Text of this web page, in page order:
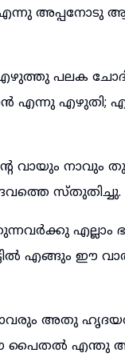
അപ്പനോടു
പലക
എന്നു എഴുതി;
വായും നാവും
സ്തുതിച്ചു.
എല്ലാം
എങ്ങും ഈ
അതു
ഈ പൈതൽ എന്തു